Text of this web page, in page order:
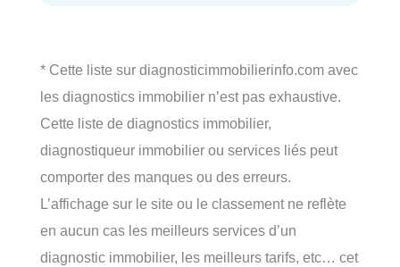
* Cette liste sur diagnosticimmobilierinfo.com avec
les diagnostics immobilier n’est pas exhaustive.
Cette liste de diagnostics immobilier,
diagnostiqueur immobilier ou services liés peut
comporter des manques ou des erreurs.
L’affichage sur le site ou le classement ne reflète
en aucun cas les meilleurs services d’un
diagnostic immobilier, les meilleurs tarifs, etc… cet